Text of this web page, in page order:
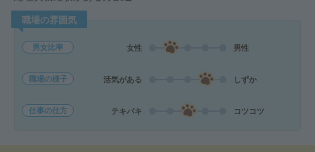
職場の雰囲気
男女比率 女性 男性
職場の様子 活気がある しずか
仕事の仕方 テキパキ コツコツ